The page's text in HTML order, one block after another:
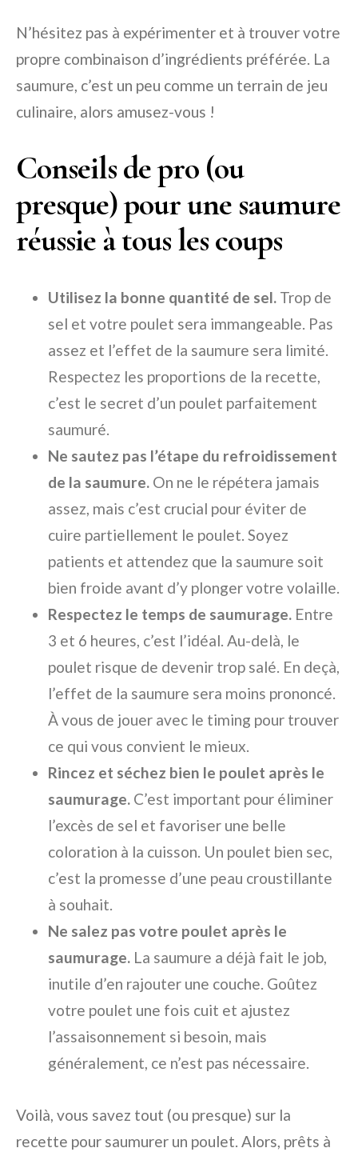
N’hésitez pas à expérimenter et à trouver votre
propre combinaison d’ingrédients préférée. La
saumure, c’est un peu comme un terrain de jeu
culinaire, alors amusez-vous !
Conseils de pro (ou
presque) pour une saumure
réussie à tous les coups
Utilisez la bonne quantité de sel. Trop de
sel et votre poulet sera immangeable. Pas
assez et l’effet de la saumure sera limité.
Respectez les proportions de la recette,
c’est le secret d’un poulet parfaitement
saumuré.
Ne sautez pas l’étape du refroidissement
de la saumure. On ne le répétera jamais
assez, mais c’est crucial pour éviter de
cuire partiellement le poulet. Soyez
patients et attendez que la saumure soit
bien froide avant d’y plonger votre volaille.
Respectez le temps de saumurage. Entre
3 et 6 heures, c’est l’idéal. Au-delà, le
poulet risque de devenir trop salé. En deçà,
l’effet de la saumure sera moins prononcé.
À vous de jouer avec le timing pour trouver
ce qui vous convient le mieux.
Rincez et séchez bien le poulet après le
saumurage. C’est important pour éliminer
l’excès de sel et favoriser une belle
coloration à la cuisson. Un poulet bien sec,
c’est la promesse d’une peau croustillante
à souhait.
Ne salez pas votre poulet après le
saumurage. La saumure a déjà fait le job,
inutile d’en rajouter une couche. Goûtez
votre poulet une fois cuit et ajustez
l’assaisonnement si besoin, mais
généralement, ce n’est pas nécessaire.
Voilà, vous savez tout (ou presque) sur la
recette pour saumurer un poulet. Alors, prêts à